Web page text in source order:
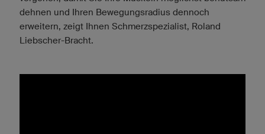
dehnen und Ihren Bewegungsradius dennoch
erweitern, zeigt Ihnen Schmerzspezialist, Roland
Liebscher-Bracht.